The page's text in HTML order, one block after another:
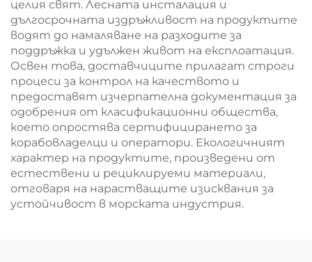
целия свят. Лесната инсталация и
дългосрочната издръжливост на продуктите
водят до намаляване на разходите за
поддръжка и удължен живот на експлоатация.
Освен това, доставчиците прилагат строги
процеси за контрол на качеството и
предоставят изчерпателна документация за
одобрения от класификационни общества,
което опростява сертифицирането за
корабовладелци и оператори. Екологичният
характер на продуктите, произведени от
естествени и рециклируеми материали,
отговаря на нарастващите изисквания за
устойчивост в морската индустрия.